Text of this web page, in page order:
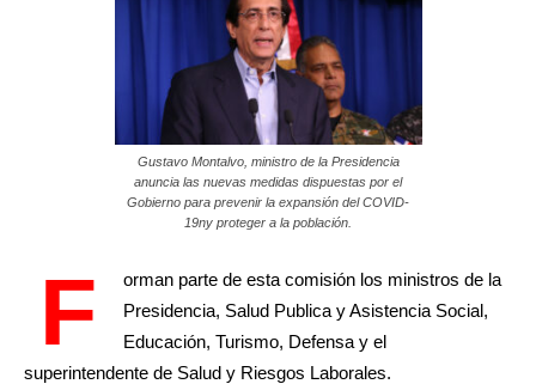
Gustavo Montalvo, ministro de la Presidencia
anuncia las nuevas medidas dispuestas por el
Gobierno para prevenir la expansión del COVID-
19ny proteger a la población.
F
orman parte de esta comisión los ministros de la
Presidencia, Salud Publica y Asistencia Social,
Educación, Turismo, Defensa y el
superintendente de Salud y Riesgos Laborales.